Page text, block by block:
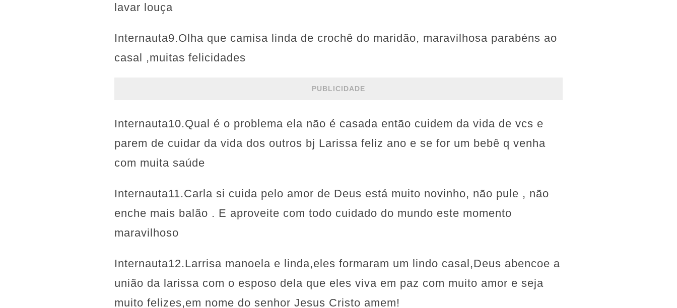
lavar louça
Internauta9.Olha que camisa linda de crochê do maridão, maravilhosa parabéns ao
casal ,muitas felicidades
PUBLICIDADE
Internauta10.Qual é o problema ela não é casada então cuidem da vida de vcs e
parem de cuidar da vida dos outros bj Larissa feliz ano e se for um bebê q venha
com muita saúde
Internauta11.Carla si cuida pelo amor de Deus está muito novinho, não pule , não
enche mais balão . E aproveite com todo cuidado do mundo este momento
maravilhoso
Internauta12.Larrisa manoela e linda,eles formaram um lindo casal,Deus abencoe a
união da larissa com o esposo dela que eles viva em paz com muito amor e seja
muito felizes,em nome do senhor Jesus Cristo amem!